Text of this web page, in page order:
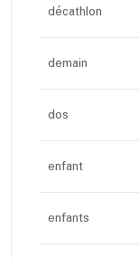
décathlon
demain
dos
enfant
enfants